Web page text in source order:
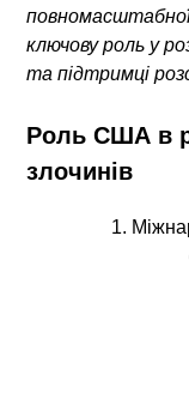
ключову роль у
та підтримці
Роль США в
злочинів